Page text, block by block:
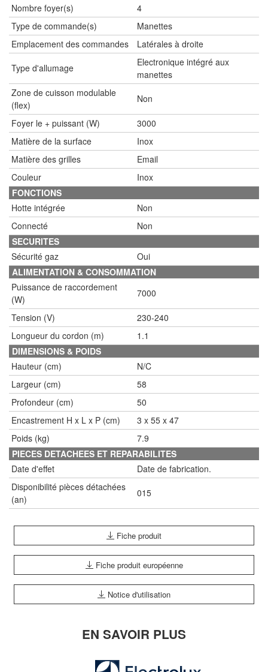
Nombre foyer(s)
4
Type de commande(s)
Manettes
Emplacement des commandes
Latérales à droite
Type d'allumage
Electronique intégré aux
manettes
Zone de cuisson modulable
(flex)
Non
Foyer le + puissant (W)
3000
Matière de la surface
Inox
Matière des grilles
Email
Couleur
Inox
FONCTIONS
Hotte intégrée
Non
Connecté
Non
SECURITES
Sécurité gaz
Oui
ALIMENTATION & CONSOMMATION
Puissance de raccordement
(W)
7000
Tension (V)
230-240
Longueur du cordon (m)
1.1
DIMENSIONS & POIDS
Hauteur (cm)
N/C
Largeur (cm)
58
Profondeur (cm)
50
Encastrement H x L x P (cm)
3 x 55 x 47
Poids (kg)
7.9
PIECES DETACHEES ET REPARABILITES
Date d'effet
Date de fabrication.
Disponibilité pièces détachées
(an)
015
Fiche produit
Fiche produit européenne
Notice d'utilisation
EN SAVOIR PLUS